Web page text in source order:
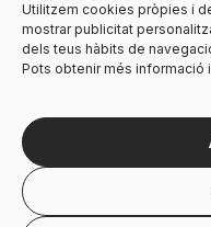
Utilitzem cookies pròpies i
mostrar publicitat
dels teus hàbits de
Pots obtenir més informació